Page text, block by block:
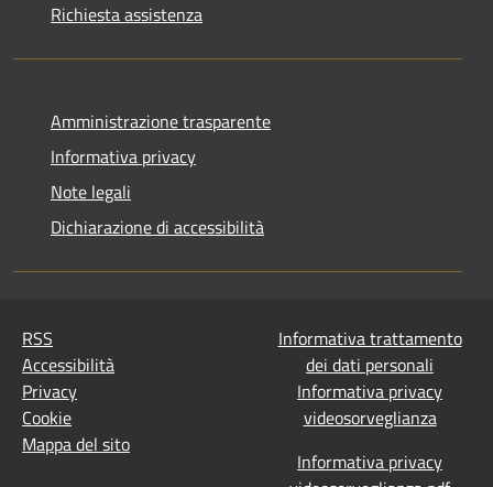
Richiesta assistenza
Amministrazione trasparente
Informativa privacy
Note legali
Dichiarazione di accessibilità
RSS
Accessibilità
Privacy
Cookie
Mappa del sito
Informativa trattamento
dei dati personali
Informativa privacy
videosorveglianza
Informativa privacy